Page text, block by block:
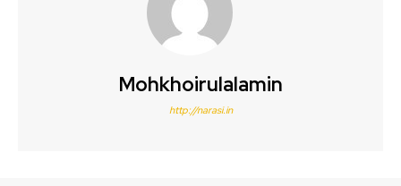
Mohkhoirulalamin
http://narasi.in